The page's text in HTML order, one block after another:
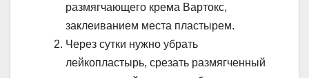
размягчающего крема Вартокс,
заклеиванием места пластырем.
Через сутки нужно убрать
лейкопластырь, срезать размягченный